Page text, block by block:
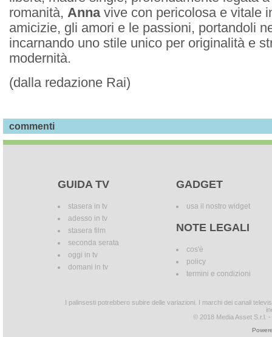
romanità, Annavive con pericolosa e vitale
amicizie, gli amori e le passioni, portandoli
incarnando uno stile unico per originalità e
modernità.
(dalla redazione Rai)
commenti
GUIDA TV
stasera in tv
adesso in tv
stasera film
seconda serata
oggi in tv
domani in tv
GADGET
usa il nostro widget
NOTE LEGALI
cos'è
policy
termini e condizioni
I palinsesti potrebbero subire delle variazioni. I marchi dei canali
© 2018 Media Asset S.r.l.